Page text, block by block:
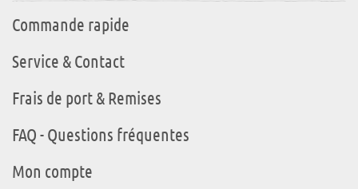
Commande rapide
Service & Contact
Frais de port & Remises
FAQ - Questions fréquentes
Mon compte